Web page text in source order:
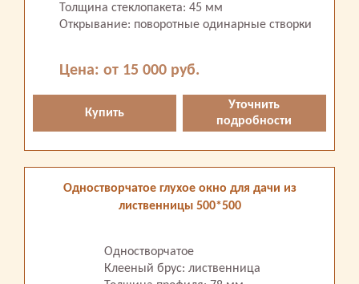
Толщина стеклопакета: 45 мм
Открывание: поворотные одинарные створки
Цена: от 15 000 руб.
Купить
Уточнить
подробности
Одностворчатое глухое окно для дачи из
лиственницы 500*500
Одностворчатое
Клееный брус: лиственница